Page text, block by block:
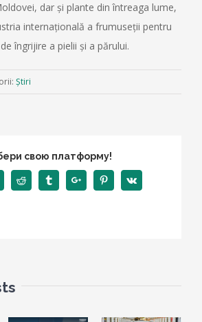
dar și plante din întreaga lume,
internațională a frumuseții pentru
îngrijire a pielii și a părului.
Știri
свою платформу!
Reddit TumblrGoogle+ PinterestVk